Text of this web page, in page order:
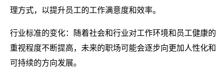
理方式，以提升员工的工作满意度和效率。
行业标准的变化：随着社会和行业对工作环境和员工健康的
重视程度不断提高，未来的职场可能会逐步向更加人性化和
可持续的方向发展。